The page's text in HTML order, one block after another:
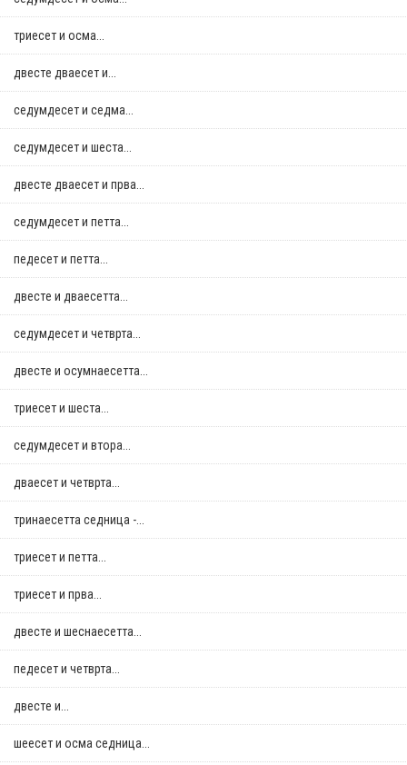
триесет и осма...
двестe дваесет и...
седумдесет и седма...
седумдесет и шеста...
двестe дваесет и прва...
седумдесет и петта...
педесет и петта...
двестe и дваесетта...
седумдесет и четврта...
двестe и осумнaесетта...
триесет и шеста...
седумдесет и втора...
дваесет и четврта...
тринаесетта седница -...
триесет и петта...
триесет и прва...
двестe и шеснаесетта...
педесет и четврта...
двестe и...
шеесет и осма седница...